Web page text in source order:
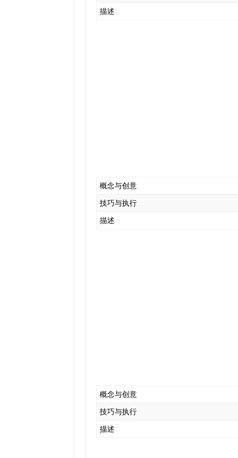
描述
概念与创意
技巧与执行
描述
概念与创意
技巧与执行
描述